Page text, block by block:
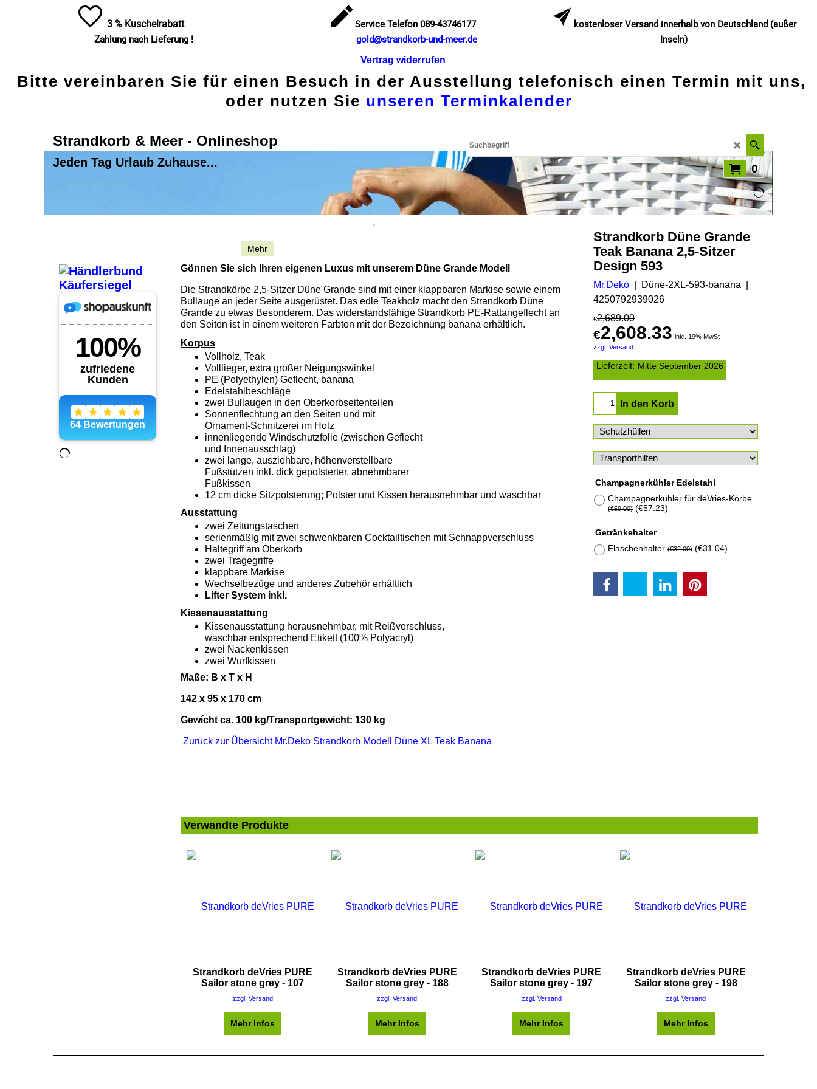
3 % Kuschelrabatt
Zahlung nach Lieferung !
Service Telefon 089-43746177
gold@strandkorb-und-meer.de
Vertrag widerrufen
kostenloser Versand innerhalb von Deutschland (außer
Inseln)
Bitte vereinbaren Sie für einen Besuch in der Ausstellung telefonisch einen Termin mit uns,
oder nutzen Sie unseren Terminkalender
Strandkorb & Meer - Onlineshop
Jeden Tag Urlaub Zuhause... 0
Strandkorb Düne Grande
Teak Banana 2,5-Sitzer
Design 593
Mr.Deko
Düne-2XL-593-banana
4250792939026
€2,689.00
€2,608.33 inkl. 19% MwSt
zzgl. Versand
Lieferzeit: Mitte September 2026
In den Korb
Champagnerkühler Edelstahl
Champagnerkühler für deVries-Körbe
(€59.00) (€57.23)
Getränkehalter
Flaschenhalter (€32.00) (€31.04)
Mehr
Gönnen Sie sich Ihren eigenen Luxus mit unserem Düne Grande Modell
Die Strandkörbe 2,5-Sitzer Düne Grande sind mit einer klappbaren Markise sowie einem
Bullauge an jeder Seite ausgerüstet. Das edle Teakholz macht den Strandkorb Düne
Grande zu etwas Besonderem. Das widerstandsfähige Strandkorb PE-Rattangeflecht an
den Seiten ist in einem weiteren Farbton mit der Bezeichnung banana erhältlich.
Korpus
Vollholz, Teak
Volllieger, extra großer Neigungswinkel
PE (Polyethylen) Geflecht, banana
Edelstahlbeschläge
zwei Bullaugen in den Oberkorbseitenteilen
Sonnenflechtung an den Seiten und mit
Ornament-Schnitzerei im Holz
innenliegende Windschutzfolie (zwischen Geflecht
und Innenausschlag)
zwei lange, ausziehbare, höhenverstellbare
Fußstützen inkl. dick gepolsterter, abnehmbarer
Fußkissen
12 cm dicke Sitzpolsterung; Polster und Kissen herausnehmbar und waschbar
Ausstattung
zwei Zeitungstaschen
serienmäßig mit zwei schwenkbaren Cocktailtischen mit Schnappverschluss
Haltegriff am Oberkorb
zwei Tragegriffe
klappbare Markise
Wechselbezüge und anderes Zubehör erhältlich
Lifter System inkl.
Kissenausstattung
Kissenausstattung herausnehmbar, mit Reißverschluss,
waschbar entsprechend Etikett (100% Polyacryl)
zwei Nackenkissen
zwei Wurfkissen
Maße: B x T x H
142 x 95 x 170 cm
Gewícht ca. 100 kg/Transportgewicht: 130 kg
Zurück zur Übersicht Mr.Deko Strandkorb Modell Düne XL Teak Banana
Verwandte Produkte
Strandkorb deVries PURE
Sailor stone grey - 107
zzgl. Versand
Mehr Infos
Strandkorb deVries PURE
Sailor stone grey - 188
zzgl. Versand
Mehr Infos
Strandkorb deVries PURE
Sailor stone grey - 197
zzgl. Versand
Mehr Infos
Strandkorb deVries PURE
Sailor stone grey - 198
zzgl. Versand
Mehr Infos